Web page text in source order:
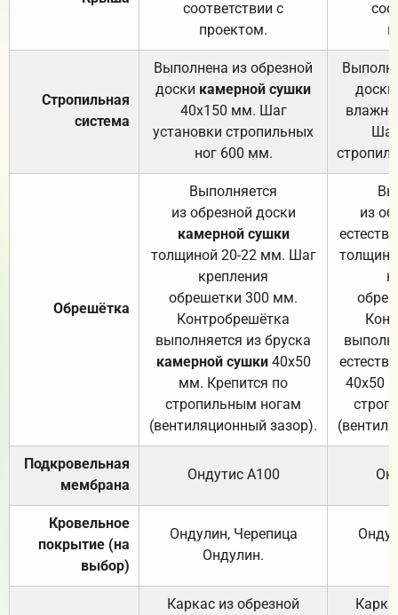
соответствии с
проектом.
Стропильная
система
Выполнена из обрезной
доски камерной сушки
40х150 мм. Шаг
установки стропильных
ног 600 мм.
доски
Обрешётка
Выполняется
из обрезной доски
камерной сушки
толщиной 20-22 мм. Шаг
крепления
обрешетки 300 мм.
Контробрешётка
выполняется из бруска
камерной сушки40х50
мм. Крепится по
стропильным ногам
(вентиляционный зазор).
из
40х50
Подкровельная
мембрана
Ондутис А100
Кровельное
покрытие (на
выбор)
Ондулин, Черепица
Ондулин.
Каркас из обрезной